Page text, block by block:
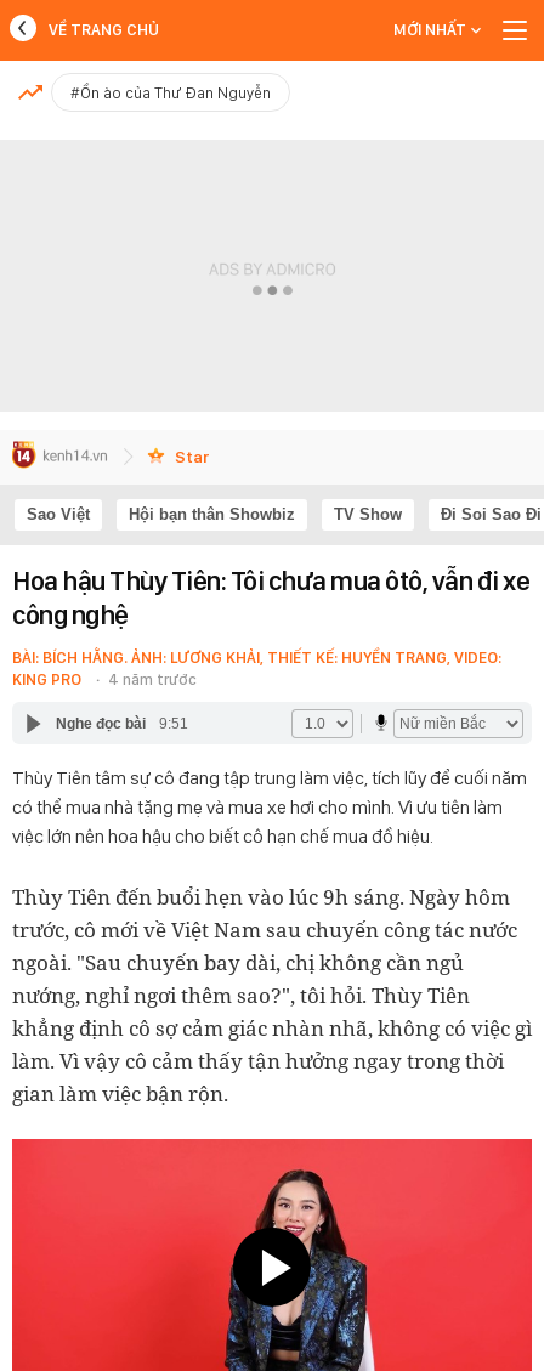
MỚI NHẤT
VỀ TRANG CHỦ MỚI NHẤT
#Ồn ào của Thư Đan Nguyễn
Star
Sao Việt Hội bạn thân Showbiz TV Show Đi Soi Sao Đi
Hoa hậu Thùy Tiên: Tôi chưa mua ôtô, vẫn đi xe
công nghệ
BÀI: BÍCH HẰNG. ẢNH: LƯƠNG KHẢI, THIẾT KẾ: HUYỀN TRANG, VIDEO:
KING PRO
4 năm trước
Nghe đọc bài 9:51
Thùy Tiên tâm sự cô đang tập trung làm việc, tích lũy để cuối năm
có thể mua nhà tặng mẹ và mua xe hơi cho mình. Vì ưu tiên làm
việc lớn nên hoa hậu cho biết cô hạn chế mua đồ hiệu.
Thùy Tiên đến buổi hẹn vào lúc 9h sáng. Ngày hôm
trước, cô mới về Việt Nam sau chuyến công tác nước
ngoài. "Sau chuyến bay dài, chị không cần ngủ
nướng, nghỉ ngơi thêm sao?", tôi hỏi. Thùy Tiên
khẳng định cô sợ cảm giác nhàn nhã, không có việc gì
làm. Vì vậy cô cảm thấy tận hưởng ngay trong thời
gian làm việc bận rộn.